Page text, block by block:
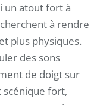
un atout fort à
à rendre
plus physiques.
des sons
de doigt sur
scénique fort,